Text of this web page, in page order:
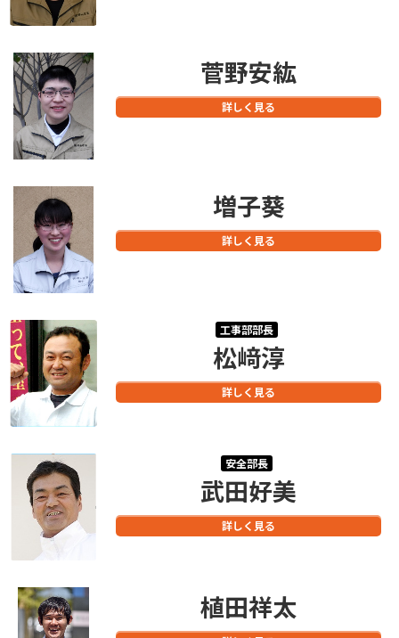
菅野安紘
詳しく見る
増子葵
詳しく見る
工事部部長
松﨑淳
詳しく見る
安全部長
武田好美
詳しく見る
植田祥太